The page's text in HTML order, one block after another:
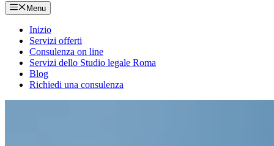
Menu
Inizio
Servizi offerti
Consulenza on line
Servizi dello Studio legale Roma
Blog
Richiedi una consulenza